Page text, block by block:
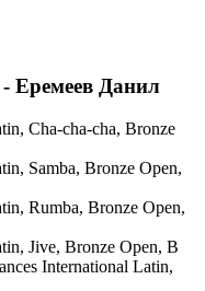
Еремеев Данил
Cha-cha-cha, Bronze
Samba, Bronze Open,
Rumba, Bronze Open,
Jive, Bronze Open, B
International Latin,